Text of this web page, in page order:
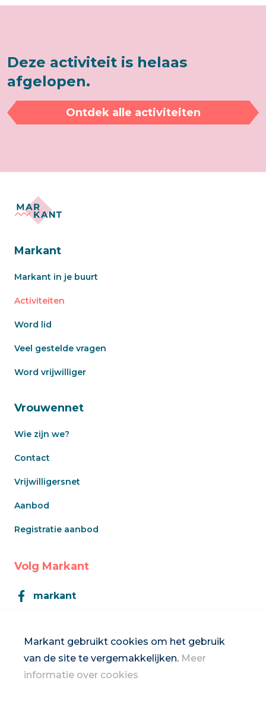
Markant gebruikt cookies om het gebruik
van de site te vergemakkelijken. Meer
informatie over cookies
Deze activiteit is helaas
afgelopen.
Ontdek alle activiteiten
Markant
Markant in je buurt
Activiteiten
Word lid
Veel gestelde vragen
Word vrijwilliger
Vrouwennet
Wie zijn we?
Contact
Vrijwilligersnet
Aanbod
Registratie aanbod
Volg Markant
markant
Inschrijven op de nieuwsbrief